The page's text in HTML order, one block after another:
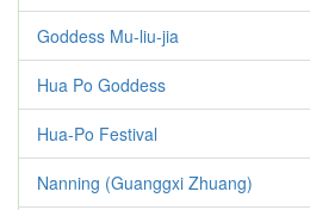
Goddess Mu-liu-jia
Hua Po Goddess
Hua-Po Festival
Nanning (Guanggxi Zhuang)